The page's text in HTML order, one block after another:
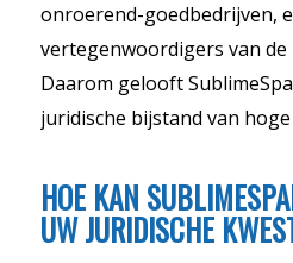
onroerend-goedbedrijven,
vertegenwoordigers van
Daarom gelooft
juridische bijstand van
HOE KAN
UW JURIDISCHE